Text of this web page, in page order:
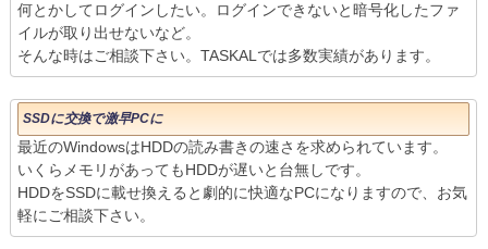
何とかしてログインしたい。ログインできないと暗号化したファ
イルが取り出せないなど。
そんな時はご相談下さい。TASKALでは多数実績があります。
SSDに交換で激早PCに
最近のWindowsはHDDの読み書きの速さを求められています。
いくらメモリがあってもHDDが遅いと台無しです。
HDDをSSDに載せ換えると劇的に快適なPCになりますので、お気
軽にご相談下さい。